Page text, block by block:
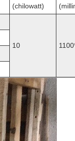
(chilowatt)
10